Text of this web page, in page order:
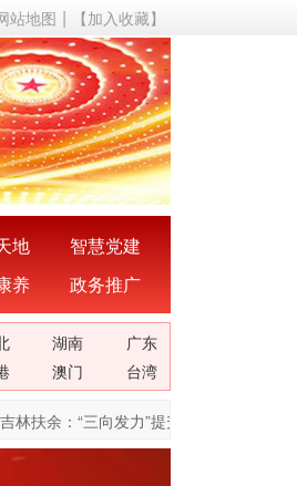
站地图 【加入收藏】
地
智慧党建
养 政务推广
湖南
广东
澳门 台湾
林扶余：“三向发力”提升经济单位领导班子